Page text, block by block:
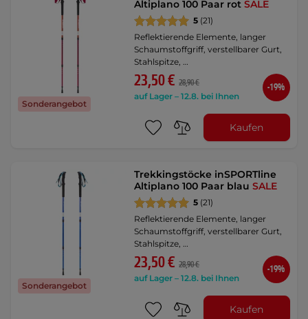
Sonderangebot
Altiplano 100 Paar rotSALE
5 (21)
Reflektierende Elemente, langer
Schaumstoffgriff, verstellbarer Gurt,
Stahlspitze, …
23,50 € 28,90 €
auf Lager – 12.8. bei Ihnen
-19%
Kaufen
Sonderangebot
Trekkingstöcke inSPORTline
Altiplano 100 Paar blauSALE
5 (21)
Reflektierende Elemente, langer
Schaumstoffgriff, verstellbarer Gurt,
Stahlspitze, …
23,50 € 28,90 €
auf Lager – 12.8. bei Ihnen
-19%
Kaufen